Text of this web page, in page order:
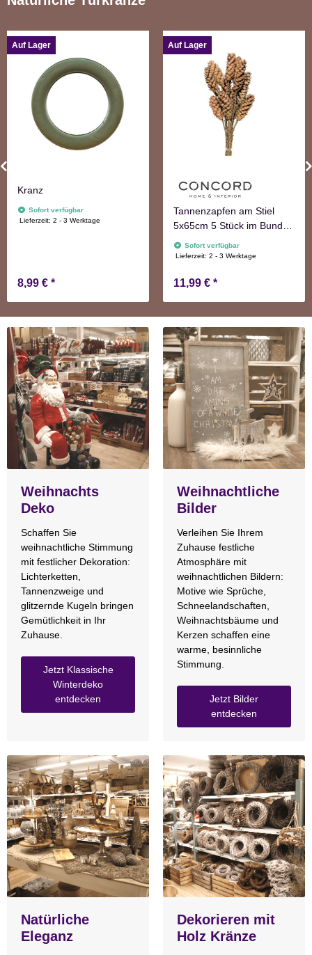
Auf Lager
Kranz
Sofort verfügbar
Lieferzeit:2 - 3 Werktage
8,99 € *
Auf Lager
Tannenzapfen am Stiel
5x65cm 5 Stück im Bund
natur Adventskranzdeko
Sofort verfügbar
Lieferzeit:2 - 3 Werktage
11,99 € *
Weihnachts
Deko
Schaffen Sie
weihnachtliche Stimmung
mit festlicher Dekoration:
Lichterketten,
Tannenzweige und
glitzernde Kugeln bringen
Gemütlichkeit in Ihr
Zuhause.
Jetzt Klassische
Winterdeko
entdecken
Weihnachtliche
Bilder
Verleihen Sie Ihrem
Zuhause festliche
Atmosphäre mit
weihnachtlichen Bildern:
Motive wie Sprüche,
Schneelandschaften,
Weihnachtsbäume und
Kerzen schaffen eine
warme, besinnliche
Stimmung.
Jetzt Bilder
entdecken
Natürliche
Eleganz
Dekorieren mit
Holz Kränze